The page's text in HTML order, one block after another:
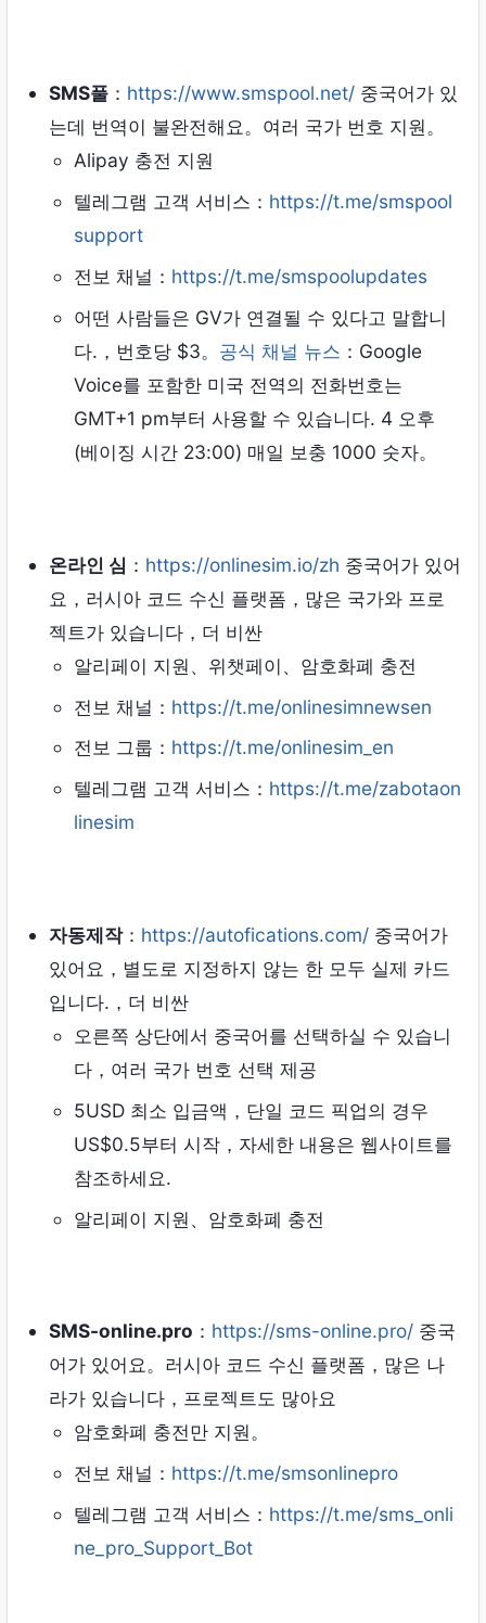
SMS풀 ： https://www.smspool.net/ 중국어가 있
는데 번역이 불완전해요。여러 국가 번호 지원。
Alipay 충전 지원
텔레그램 고객 서비스： https://t.me/smspool
support
전보 채널： https://t.me/smspoolupdates
어떤 사람들은 GV가 연결될 수 있다고 말합니
다.，번호당 $3。 공식 채널 뉴스 ：Google
Voice를 포함한 미국 전역의 전화번호는
GMT+1 pm부터 사용할 수 있습니다. 4 오후
(베이징 시간 23:00) 매일 보충 1000 숫자。
온라인 심 ： https://onlinesim.io/zh 중국어가 있어
요，러시아 코드 수신 플랫폼，많은 국가와 프로
젝트가 있습니다，더 비싼
알리페이 지원、위챗페이、암호화폐 충전
전보 채널： https://t.me/onlinesimnewsen
전보 그룹： https://t.me/onlinesim_en
텔레그램 고객 서비스： https://t.me/zabotaon
linesim
자동제작： https://autofications.com/ 중국어가
있어요，별도로 지정하지 않는 한 모두 실제 카드
입니다.，더 비싼
오른쪽 상단에서 중국어를 선택하실 수 있습니
다，여러 국가 번호 선택 제공
5USD 최소 입금액，단일 코드 픽업의 경우
US$0.5부터 시작，자세한 내용은 웹사이트를
참조하세요.
알리페이 지원、암호화폐 충전
SMS-online.pro ： https://sms-online.pro/ 중국
어가 있어요。러시아 코드 수신 플랫폼，많은 나
라가 있습니다，프로젝트도 많아요
암호화폐 충전만 지원。
전보 채널： https://t.me/smsonlinepro
텔레그램 고객 서비스： https://t.me/sms_onli
ne_pro_Support_Bot